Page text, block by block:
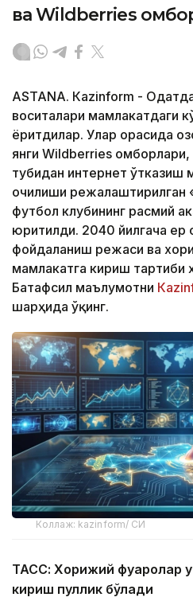
ва Wildberries
ASTANА. Кazinform -
воситалари мамлакатдаги
ёритдилар. Улар орасида
янги Wildberries омборлари,
тубидан интернет ўтказиш
очилиши
футбол клубининг расмий
юритилди. 2040 йилгача ер
фойдаланиш режаси ва
мамлакатга кириш тартиби
Батафсил маълумотни
шарҳида ўқинг.
Коллаж: kazinform/ СИ
ТАСС: Хорижий фуқаролар
кириш пуллик бўлади